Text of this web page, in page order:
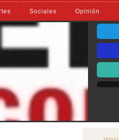
Sociales Opinión